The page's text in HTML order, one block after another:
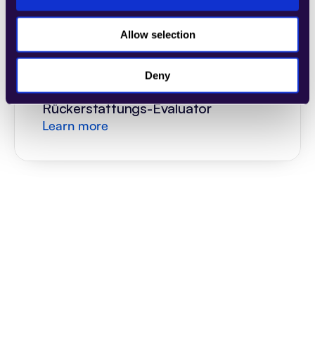
Allow selection
Deny
Rückerstattungs-Evaluator
Learn more